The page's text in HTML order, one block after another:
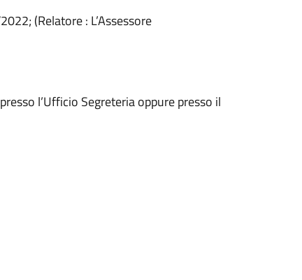
(Relatore : L’Assessore
l’Ufficio Segreteria oppure presso il